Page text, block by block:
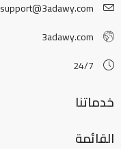
support@3adawy.com
3adawy.com
24/7
خدماتنا
القائمة